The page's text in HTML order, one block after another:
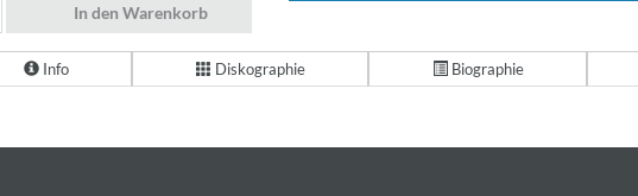
In den Warenkorb
Info Diskographie Biographie